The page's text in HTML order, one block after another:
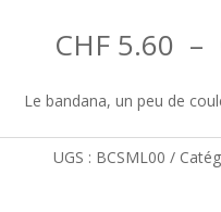
CHF5.60 –
Le bandana, un peu de
UGS : BCSML00